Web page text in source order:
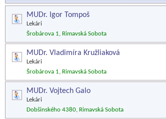
MUDr. Igor Tompoš
Lekári
Šrobárova 1, Rimavská Sobota
MUDr. Vladimíra Kružliaková
Lekári
Šrobárova 1, Rimavská Sobota
MUDr. Vojtech Galo
Lekári
Dobšinského 4380, Rimavská Sobota